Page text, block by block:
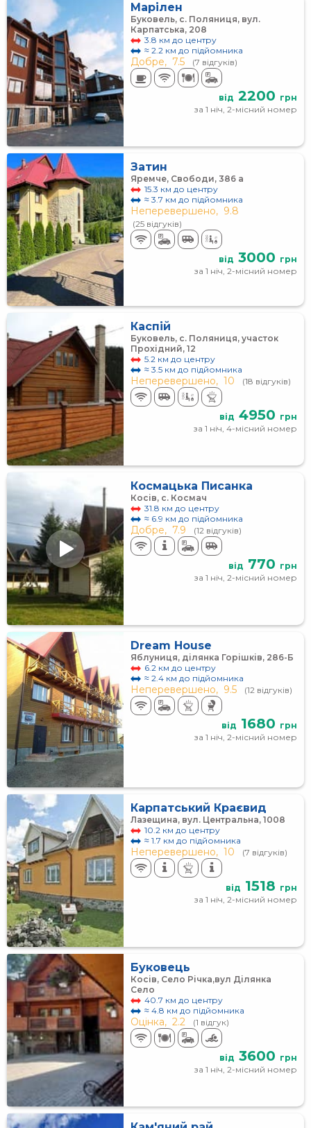
Марілен
Буковель, с. Поляниця, вул.
Карпатська, 208
3.8 км до центру
≈ 2.2 км до підйомника
Добре, 7.5 (7 відгуків)
від 2200 грн
за 1 ніч, 2-місний номер
Затин
Яремче, Свободи, 386 а
15.3 км до центру
≈ 3.7 км до підйомника
Неперевершено, 9.8
(25 відгуків)
від 3000 грн
за 1 ніч, 2-місний номер
Каспій
Буковель, c. Поляниця, участок
Прохідний, 12
5.2 км до центру
≈ 3.5 км до підйомника
Неперевершено, 10 (18 відгуків)
від 4950 грн
за 1 ніч, 4-місний номер
Космацька Писанка
Косів, с. Космач
31.8 км до центру
≈ 6.9 км до підйомника
Добре, 7.9 (12 відгуків)
від 770 грн
за 1 ніч, 2-місний номер
Dream House
Яблуниця, ділянка Горішків, 286-Б
6.2 км до центру
≈ 2.4 км до підйомника
Неперевершено, 9.5 (12 відгуків)
від 1680 грн
за 1 ніч, 2-місний номер
Карпатський Краєвид
Лазещина, вул. Центральна, 1008
10.2 км до центру
≈ 1.7 км до підйомника
Неперевершено, 10 (7 відгуків)
від 1518 грн
за 1 ніч, 2-місний номер
Буковець
Косів, Село Річка,вул Ділянка
Село
40.7 км до центру
≈ 4.8 км до підйомника
Оцінка, 2.2 (1 відгук)
від 3600 грн
за 1 ніч, 2-місний номер